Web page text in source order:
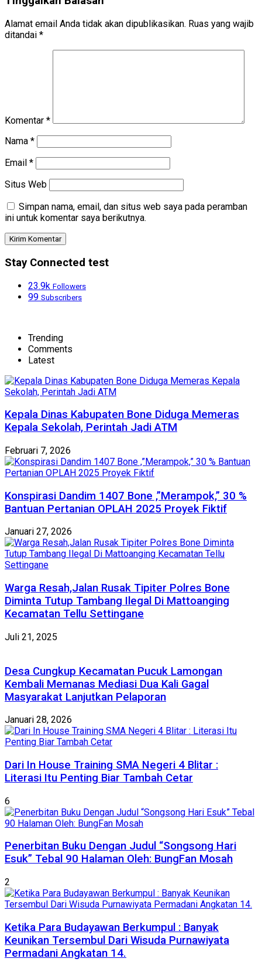
Alamat email Anda tidak akan dipublikasikan. Ruas yang wajib
ditandai *
Komentar *
Nama *
Email *
Situs Web
Simpan nama, email, dan situs web saya pada peramban
ini untuk komentar saya berikutnya.
Stay Connected test
23.9k Followers
99 Subscribers
Trending
Comments
Latest
Kepala Dinas Kabupaten Bone Diduga Memeras
Kepala Sekolah, Perintah Jadi ATM
Februari 7, 2026
Konspirasi Dandim 1407 Bone ,”Merampok,” 30 %
Bantuan Pertanian OPLAH 2025 Proyek Fiktif
Januari 27, 2026
Warga Resah,Jalan Rusak Tipiter Polres Bone
Diminta Tutup Tambang Ilegal Di Mattoanging
Kecamatan Tellu Settingane
Juli 21, 2025
Desa Cungkup Kecamatan Pucuk Lamongan
Kembali Memanas Mediasi Dua Kali Gagal
Masyarakat Lanjutkan Pelaporan
Januari 28, 2026
Dari In House Training SMA Negeri 4 Blitar :
Literasi Itu Penting Biar Tambah Cetar
6
Penerbitan Buku Dengan Judul “Songsong Hari
Esuk” Tebal 90 Halaman Oleh: BungFan Mosah
2
Ketika Para Budayawan Berkumpul : Banyak
Keunikan Tersembul Dari Wisuda Purnawiyata
Permadani Angkatan 14.